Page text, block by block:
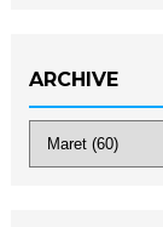
ARCHIVE